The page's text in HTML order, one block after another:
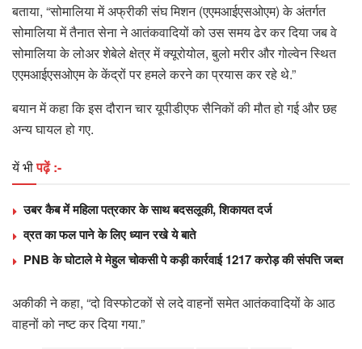
बताया, “सोमालिया में अफ्रीकी संघ मिशन (एएमआईएसओएम) के अंतर्गत
सोमालिया में तैनात सेना ने आतंकवादियों को उस समय ढेर कर दिया जब वे
सोमालिया के लोअर शेबेले क्षेत्र में क्यूरोयोल, बुलो मरीर और गोल्वेन स्थित
एएमआईएसओएम के केंद्रों पर हमले करने का प्रयास कर रहे थे.”
बयान में कहा कि इस दौरान चार यूपीडीएफ सैनिकों की मौत हो गई और छह
अन्य घायल हो गए.
यें भीपढ़ें :-
उबर कैब में महिला पत्रकार के साथ बदसलूकी, शिकायत दर्ज
व्रत का फल पाने के लिए ध्यान रखे ये बाते
PNB के घोटाले मे मेहुल चोकसी पे कड़ी कार्रवाई 1217 करोड़ की संपत्ति जब्त
अकीकी ने कहा, “दो विस्फोटकों से लदे वाहनों समेत आतंकवादियों के आठ
वाहनों को नष्ट कर दिया गया.”